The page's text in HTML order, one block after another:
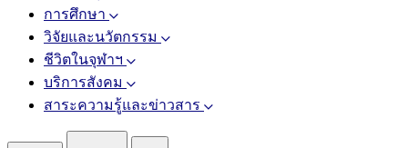
การศึกษา
วิจัยและนวัตกรรม
ชีวิตในจุฬาฯ
บริการสังคม
สาระความรู้และข่าวสาร